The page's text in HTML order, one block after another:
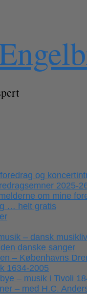
og
2025-
om mine
… helt gratis
– dansk
danske sanger
– Københavns
1634-2005
– musik i Tivoli
– med H.C.